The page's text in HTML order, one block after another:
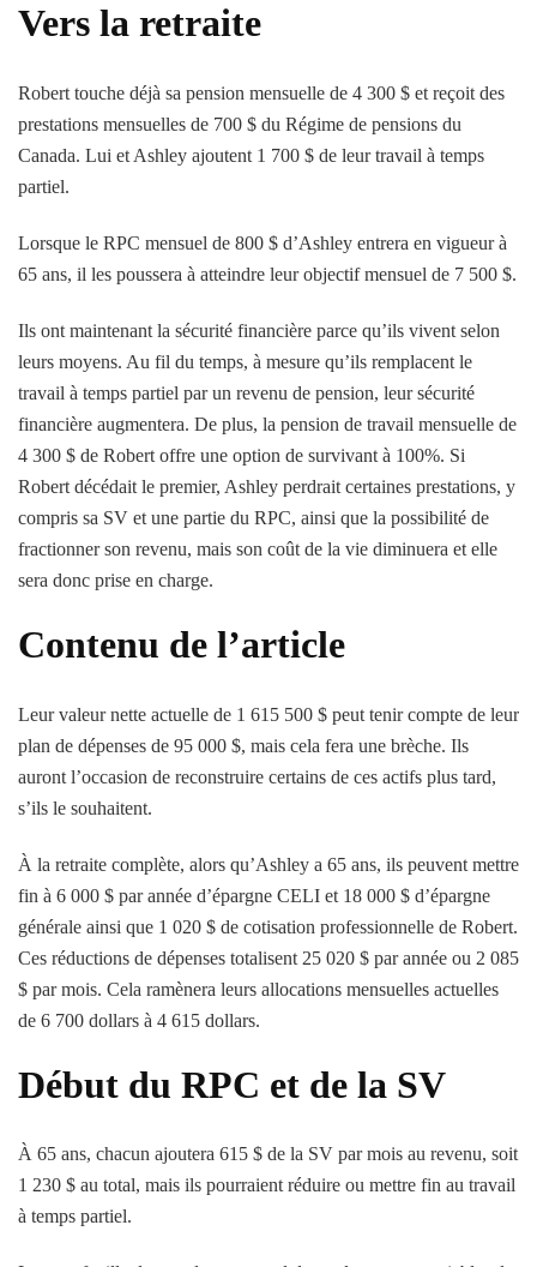
Vers la retraite
Robert touche déjà sa pension mensuelle de 4 300 $ et reçoit des
prestations mensuelles de 700 $ du Régime de pensions du
Canada. Lui et Ashley ajoutent 1 700 $ de leur travail à temps
partiel.
Lorsque le RPC mensuel de 800 $ d’Ashley entrera en vigueur à
65 ans, il les poussera à atteindre leur objectif mensuel de 7 500 $.
Ils ont maintenant la sécurité financière parce qu’ils vivent selon
leurs moyens. Au fil du temps, à mesure qu’ils remplacent le
travail à temps partiel par un revenu de pension, leur sécurité
financière augmentera. De plus, la pension de travail mensuelle de
4 300 $ de Robert offre une option de survivant à 100%. Si
Robert décédait le premier, Ashley perdrait certaines prestations, y
compris sa SV et une partie du RPC, ainsi que la possibilité de
fractionner son revenu, mais son coût de la vie diminuera et elle
sera donc prise en charge.
Contenu de l’article
Leur valeur nette actuelle de 1 615 500 $ peut tenir compte de leur
plan de dépenses de 95 000 $, mais cela fera une brèche. Ils
auront l’occasion de reconstruire certains de ces actifs plus tard,
s’ils le souhaitent.
À la retraite complète, alors qu’Ashley a 65 ans, ils peuvent mettre
fin à 6 000 $ par année d’épargne CELI et 18 000 $ d’épargne
générale ainsi que 1 020 $ de cotisation professionnelle de Robert.
Ces réductions de dépenses totalisent 25 020 $ par année ou 2 085
$ par mois. Cela ramènera leurs allocations mensuelles actuelles
de 6 700 dollars à 4 615 dollars.
Début du RPC et de la SV
À 65 ans, chacun ajoutera 615 $ de la SV par mois au revenu, soit
1 230 $ au total, mais ils pourraient réduire ou mettre fin au travail
à temps partiel.